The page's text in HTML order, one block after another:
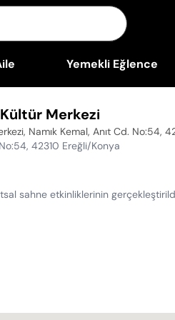
Yemekli Eğlence
Merkezi
Namık Kemal, Anıt Cd. No:54,
42310 Ereğli/Konya